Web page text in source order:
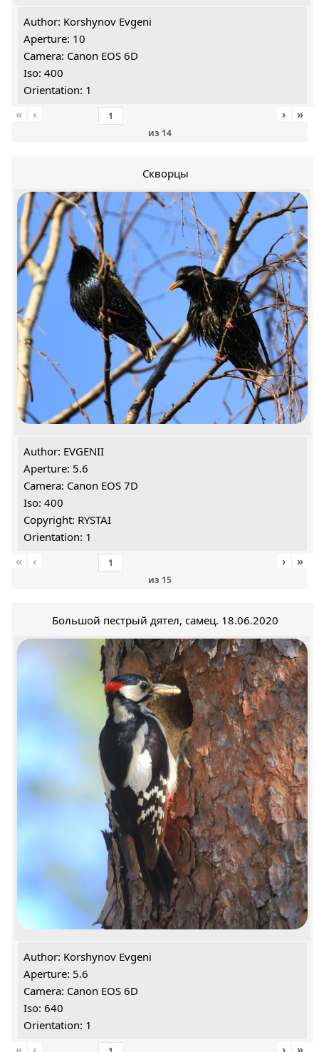
Author: Korshynov Evgeni
Aperture: 10
Camera: Canon EOS 6D
Iso: 400
Orientation: 1
«
‹
из 14
› »
Скворцы
Author: EVGENII
Aperture: 5.6
Camera: Canon EOS 7D
Iso: 400
Copyright: RYSTAI
Orientation: 1
«
‹
из 15
› »
Большой пестрый дятел, самец. 18.06.2020
Author: Korshynov Evgeni
Aperture: 5.6
Camera: Canon EOS 6D
Iso: 640
Orientation: 1